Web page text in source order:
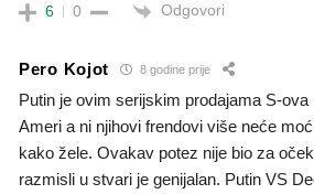
6 0 Odgovori
Pero Kojot 8 godine prije
Putin je ovim serijskim prodajama S-ova
Ameri a ni njihovi frendovi više neće
kako žele. Ovakav potez nije bio za
razmisli u stvari je genijalan. Putin VS